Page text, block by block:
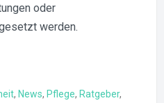
oder
werden.
, News, Pflege, Ratgeber,